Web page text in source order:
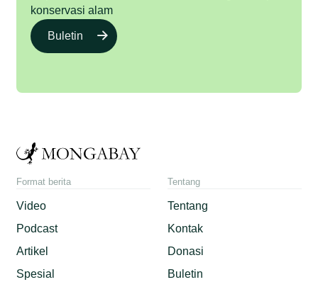
konservasi alam
Buletin
Format berita
Video
Podcast
Artikel
Spesial
Tentang
Tentang
Kontak
Donasi
Buletin